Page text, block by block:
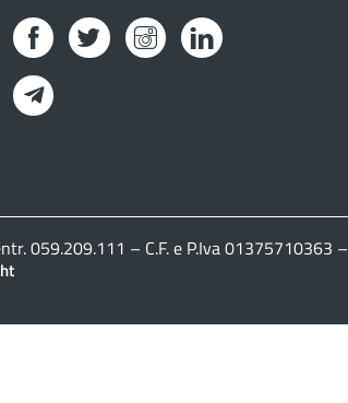
FacebookTwitterInstagramLinkedIn
059.209.111 – C.F. e P.Iva 01375710363 –